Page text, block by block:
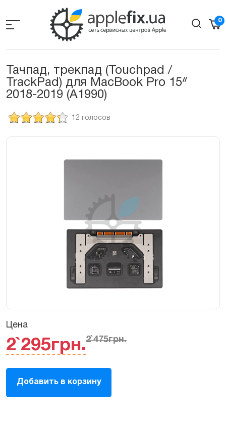
the
0
Тачпад, трекпад (Touchpad /
TrackPad) для MacBook Pro 15ᐥ
2018-2019 (A1990)
12 голосов
Цена
2`295грн.2`475грн.
Тачпад,
трекпад
(Touchpad
Добавить в корзину